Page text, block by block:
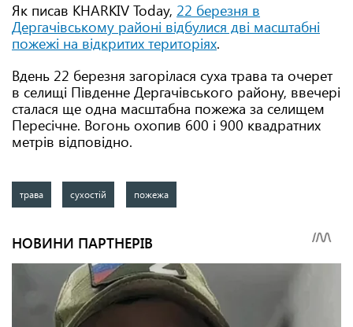
Як писав KHARKIV Today, 22 березня в
Дергачівському районі відбулися дві масштабні
пожежі на відкритих територіях.
Вдень 22 березня загорілася суха трава та очерет
в селищі Південне Дергачівського району, ввечері
сталася ще одна масштабна пожежа за селищем
Пересічне. Вогонь охопив 600 і 900 квадратних
метрів відповідно.
трава сухостій пожежа